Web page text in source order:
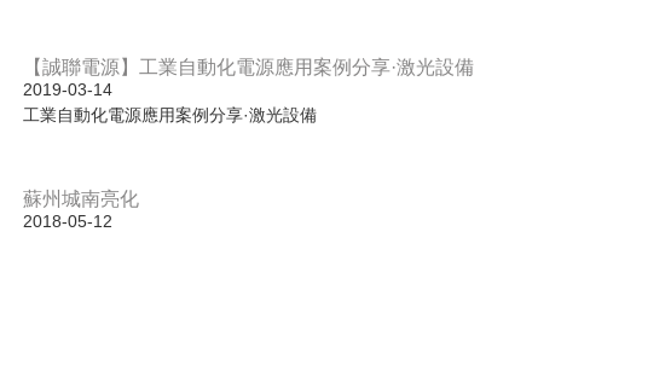
【誠聯電源】工業自動化電源應用案例分享·激光設備
2019-03-14
工業自動化電源應用案例分享·激光設備
蘇州城南亮化
2018-05-12